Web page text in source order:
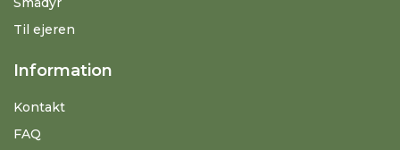
Til ejeren
Information
Kontakt
FAQ